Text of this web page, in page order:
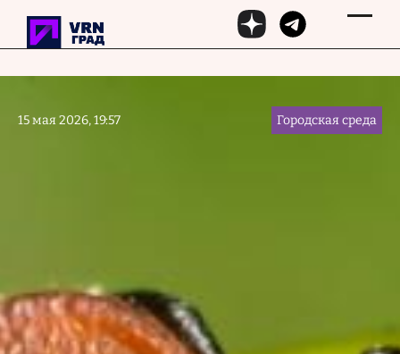
Перейти к основному содержанию
15 мая 2026, 19:57 Городская среда